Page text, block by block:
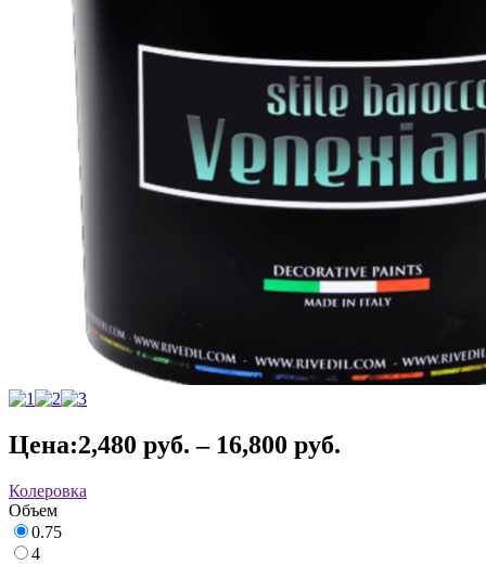
Цена:2,480 руб. – 16,800 руб.
Колеровка
Объем
0.75
4